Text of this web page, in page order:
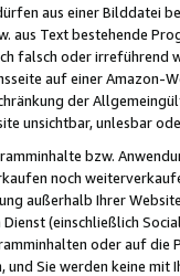
aus einer Bilddatei
aus Text bestehende
falsch oder irreführend
auf einer Amazon-
der
unsichtbar, unlesbar
bzw.
noch
außerhalb Ihrer
(einschließlich
oder auf
und Sie werden keine